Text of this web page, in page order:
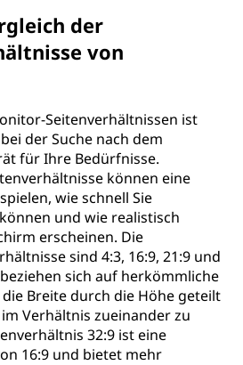
der
von
Seitenverhältnissen ist
der Suche nach dem
für Ihre Bedürfnisse.
können eine
wie schnell Sie
und wie realistisch
erscheinen. Die
sind 4:3, 16:9, 21:9 und
sich auf herkömmliche
Breite durch die Höhe geteilt
Verhältnis zueinander zu
32:9 ist eine
16:9 und bietet mehr